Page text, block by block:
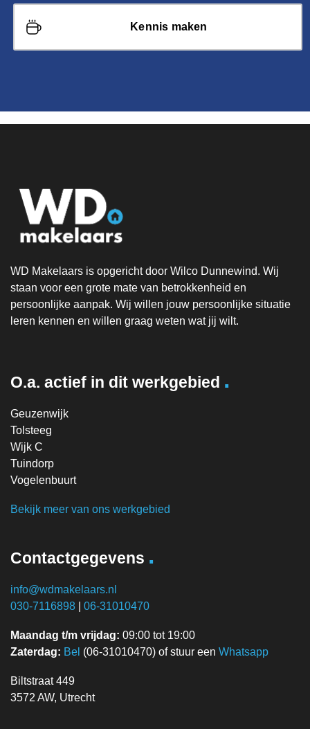
Kennis maken
WD Makelaars is opgericht door Wilco Dunnewind. Wij
staan voor een grote mate van betrokkenheid en
persoonlijke aanpak. Wij willen jouw persoonlijke situatie
leren kennen en willen graag weten wat jij wilt.
O.a. actief in dit werkgebied .
Geuzenwijk
Tolsteeg
Wijk C
Tuindorp
Vogelenbuurt
Bekijk meer van ons werkgebied
Contactgegevens .
info@wdmakelaars.nl
030-7116898
06-31010470
Maandag t/m vrijdag: 09:00 tot 19:00
Zaterdag: Bel (06-31010470) of stuur een Whatsapp
Biltstraat 449
3572 AW, Utrecht